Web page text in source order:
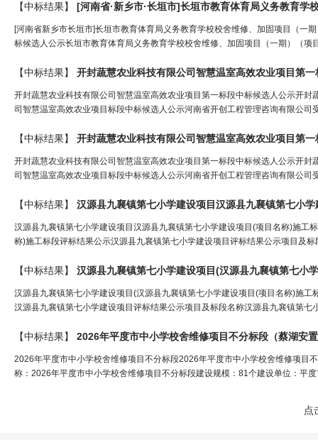
【中标结果】
[河南省新乡市长垣市]长垣市教育体育局义务教育学校校舍维修、加固项目（一
标候选人公示长垣市教育体育局义务教育学校校舍维修、加固项目（一期）（
【中标结果】 开封蔬慧农业科技有限公司智慧温室高效农业项目第
开封蔬慧农业科技有限公司智慧温室高效农业项目第一标段中标候选人公示开
司智慧温室高效农业项目标段中标候选人公示河南省开创工程管理咨询有限公司
【中标结果】 开封蔬慧农业科技有限公司智慧温室高效农业项目第
开封蔬慧农业科技有限公司智慧温室高效农业项目第一标段中标候选人公示开
司智慧温室高效农业项目标段中标候选人公示河南省开创工程管理咨询有限公司
【中标结果】
汉源县九襄镇第七小学建设项目汉源县九襄镇第七小学建设项目(项目名称)施
称)施工标段评标结果公示汉源县九襄镇第七小学建设项目评标结果公示项目及
【中标结果】 汉源县九襄镇第七小学建设项目(汉源县九襄镇第七小
汉源县九襄镇第七小学建设项目(汉源县九襄镇第七小学建设项目(项目名称)施
汉源县九襄镇第七小学建设项目评标结果公示项目及标段名称汉源县九襄镇第七
【中标结果】 2026年平度市中小学校舍维修项目不分标段（蔡湖安
2026年平度市中小学校舍维修项目不分标段2026年平度市中小学校舍维修项
称：2026年平度市中小学校舍维修项目不分标段建设规模：81个建设单位：平
点